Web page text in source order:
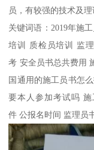
员，有较强的技术及
关键词语：2019年施
培训 质检员培训 监
考 安全员书总共费用
国通用的施工员书怎
要本人参加考试吗
件 公报名时间 监理员